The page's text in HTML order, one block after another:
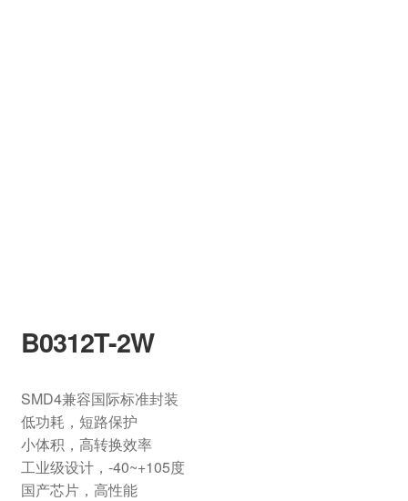
B0312T-2W
SMD4兼容国际标准封装
低功耗，短路保护
小体积，高转换效率
工业级设计，-40~+105度
国产芯片，高性能